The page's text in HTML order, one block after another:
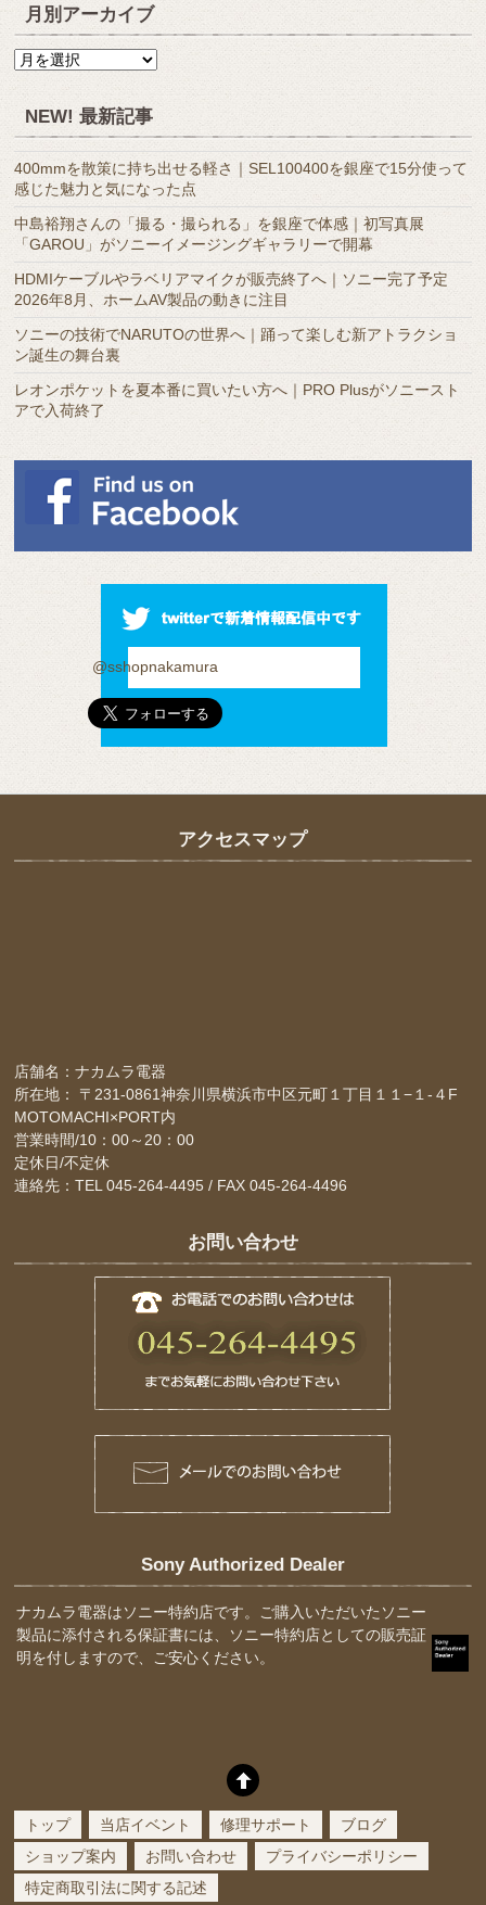
月別アーカイブ
月
ー
カ
イ
ブ
NEW! 最新記事
400mmを散策に持ち出せる軽さ｜SEL100400を銀座で15分使って
感じた魅力と気になった点
中島裕翔さんの「撮る・撮られる」を銀座で体感｜初写真展
「GAROU」がソニーイメージングギャラリーで開幕
HDMIケーブルやラベリアマイクが販売終了へ｜ソニー完了予定
2026年8月、ホームAV製品の動きに注目
ソニーの技術でNARUTOの世界へ｜踊って楽しむ新アトラクショ
ン誕生の舞台裏
レオンポケットを夏本番に買いたい方へ｜PRO Plusがソニースト
アで入荷終了
@sshopnakamura
アクセスマップ
店舗名：ナカムラ電器
所在地： 〒231-0861神奈川県横浜市中区元町１丁目１１−１-４F
MOTOMACHI×PORT内
営業時間/10：00～20：00
定休日/不定休
連絡先：TEL 045-264-4495 / FAX 045-264-4496
お問い合わせ
Sony Authorized Dealer
ナカムラ電器はソニー特約店です。ご購入いただいたソニー
製品に添付される保証書には、ソニー特約店としての販売証
明を付しますので、ご安心ください。
トップ 当店イベント 修理サポート
ブログ
ショップ案内
お問い合わせ
プライバシーポリシー
特定商取引法に関する記述